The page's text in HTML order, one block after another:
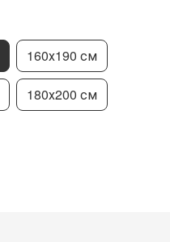
160х190 см
180х200 см